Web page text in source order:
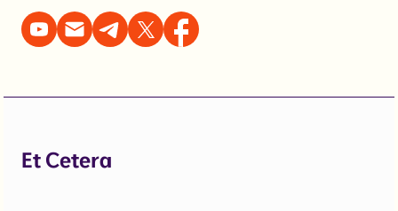
Et Cetera